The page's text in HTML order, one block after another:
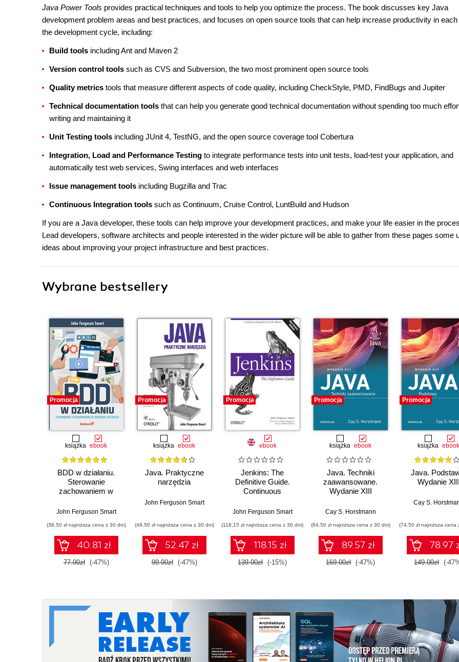
Java Power Tools provides practical techniques and tools to help you optimize the process. The book discusses key Java
development problem areas and best practices, and focuses on open source tools that can help increase productivity in each
the development cycle, including:
Build tools including Ant and Maven 2
Version control tools such as CVS and Subversion, the two most prominent open source tools
Quality metrics tools that measure different aspects of code quality, including CheckStyle, PMD, FindBugs and Jupiter
Technical documentation tools that can help you generate good technical documentation without spending too much
writing and maintaining it
Unit Testing tools including JUnit 4, TestNG, and the open source coverage tool Cobertura
Integration, Load and Performance Testing to integrate performance tests into unit tests, load-test your application, and
automatically test web services, Swing interfaces and web interfaces
Issue management tools including Bugzilla and Trac
Continuous Integration tools such as Continuum, Cruise Control, LuntBuild and Hudson
If you are a Java developer, these tools can help improve your development practices, and make your life easier in the
Lead developers, software architects and people interested in the wider picture will be able to gather from these pages some
ideas about improving your project infrastructure and best practices.
Wybrane bestsellery
Promocja
książka ebook
BDD w działaniu.
Sterowanie
zachowaniem w
John Ferguson Smart
(38,50 zł najniższa cena z 30 dni)
40.81 zł
77.00zł (-47%)
Promocja
książka ebook
Java. Praktyczne
narzędzia
John Ferguson Smart
(49,50 zł najniższa cena z 30 dni)
52.47 zł
99.00zł (-47%)
Promocja
ebook
Jenkins: The
Definitive Guide.
Continuous
Masses
John Ferguson Smart
(118,15 zł najniższa cena z 30 dni)
118.15 zł
139.00zł (-15%)
Promocja
książka ebook
Java. Techniki
zaawansowane.
Wydanie XIII
Cay S. Horstmann
(84,50 zł najniższa cena z 30 dni)
89.57 zł
169.00zł (-47%)
Promocja
książka ebook
Java.
Wydanie XIII
Cay S.
(74,50 zł najniższa cena
78.97
149.00zł (-